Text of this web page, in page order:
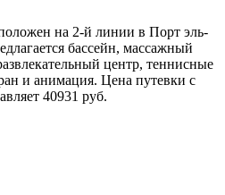
на 2-й линии в Порт эль-
бассейн, массажный
центр, теннисные
и анимация. Цена путевки с
40931 руб.